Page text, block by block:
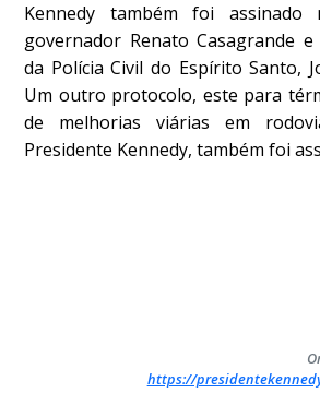
Kennedy também foi assinado
governador Renato Casagrande
da Polícia Civil do Espírito Santo,
Um outro protocolo, este para
de melhorias viárias em
Presidente Kennedy, também foi
https://